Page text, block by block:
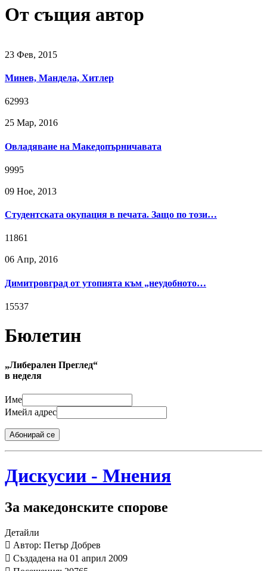
От същия автор
23 Фев, 2015
Минев, Мандела, Хитлер
62993
25 Мар, 2016
Овладяване на Македопърничавата
9995
09 Ное, 2013
Студентската окупация в печата. Защо по този…
11861
06 Апр, 2016
Димитровград от утопията към „неудобното…
15537
Бюлетин
„Либерален Преглед“
в неделя
Име
Имейл адрес
Абонирай се
Дискусии - Мнения
За македонските спорове
Детайли
Автор: Петър Добрев
Създадена на 01 април 2009